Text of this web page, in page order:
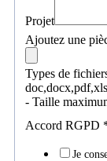
Projet
Ajoutez une
Types de
- Taille
Accord RGPD
Je